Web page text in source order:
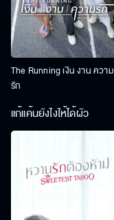
The Running เงิน งาน ความ
รัก
แก้แค้นยังไงให้ได้ผัว